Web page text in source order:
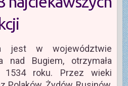
jest w województwie
nad Bugiem, otrzymała
roku. Przez wieki